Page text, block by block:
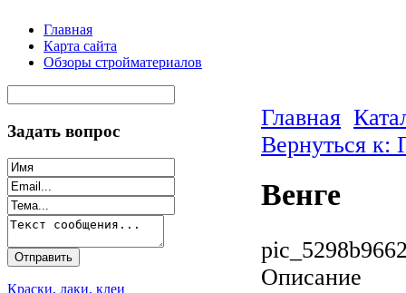
Главная
Карта сайта
Обзоры стройматериалов
Задать вопрос
Краски, лаки, клеи
Главная
Вернуться к:
Венге
Описание